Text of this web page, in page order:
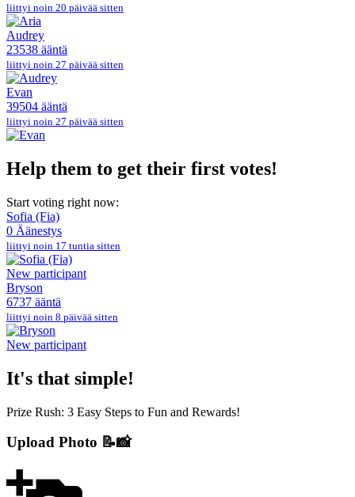
liittyi noin 20 päivää sitten
Audrey
23538 ääntä
liittyi noin 27 päivää sitten
Evan
39504 ääntä
liittyi noin 27 päivää sitten
Help them to get their first votes!
Start voting right now:
Sofia (Fia)
0 Äänestys
liittyi noin 17 tuntia sitten
New participant
Bryson
6737 ääntä
liittyi noin 8 päivää sitten
New participant
It's that simple!
Prize Rush: 3 Easy Steps to Fun and Rewards!
Upload Photo 📝📸